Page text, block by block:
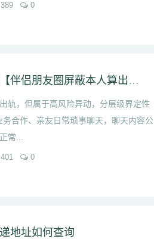
389 0
伴侣抖音私信频繁往来是出轨吗【伴侣朋友圈屏蔽本人算出轨迹象吗】
轨，但属于高风险异动，分层级界定性
合作、亲友日常琐事聊天，聊天内容公
常...
401 0
地址如何查询